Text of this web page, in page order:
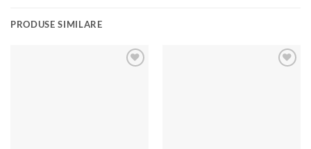
PRODUSE SIMILARE